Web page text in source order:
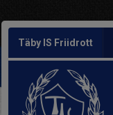
Täby IS Friidrott